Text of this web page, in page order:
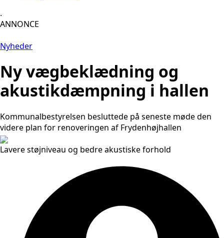
.
ANNONCE
Nyheder
Ny vægbeklædning og
akustikdæmpning i hallen
Kommunalbestyrelsen besluttede på seneste møde den
videre plan for renoveringen af Frydenhøjhallen
Lavere støjniveau og bedre akustiske forhold